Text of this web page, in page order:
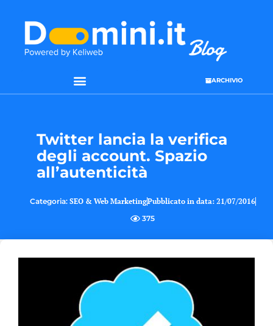
ARCHIVIO
Twitter lancia la verifica
degli account. Spazio
all’autenticità
Categoria: SEO & Web MarketingPubblicato in data: 21/07/2016
375